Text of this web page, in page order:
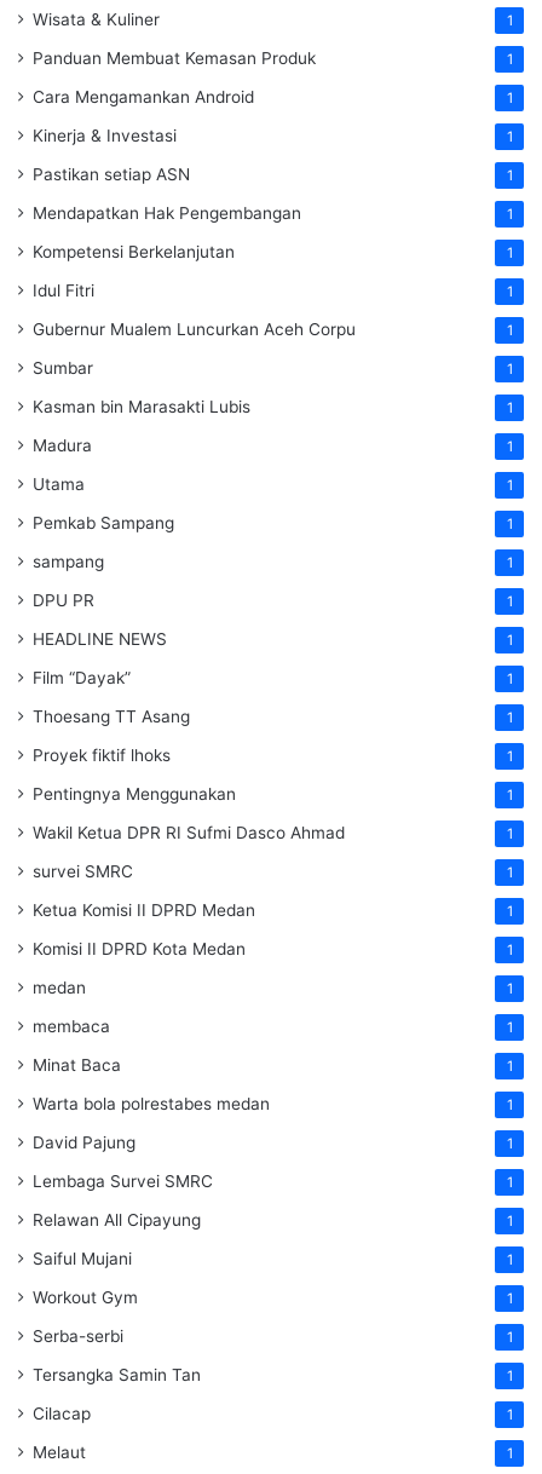
Wisata & Kuliner 1
Panduan Membuat Kemasan Produk 1
Cara Mengamankan Android 1
Kinerja & Investasi 1
Pastikan setiap ASN 1
Mendapatkan Hak Pengembangan 1
Kompetensi Berkelanjutan 1
Idul Fitri 1
Gubernur Mualem Luncurkan Aceh Corpu 1
Sumbar 1
Kasman bin Marasakti Lubis 1
Madura 1
Utama 1
Pemkab Sampang 1
sampang 1
DPU PR 1
HEADLINE NEWS 1
Film “Dayak” 1
Thoesang TT Asang 1
Proyek fiktif lhoks 1
Pentingnya Menggunakan 1
Wakil Ketua DPR RI Sufmi Dasco Ahmad 1
survei SMRC 1
Ketua Komisi II DPRD Medan 1
Komisi II DPRD Kota Medan 1
medan 1
membaca 1
Minat Baca 1
Warta bola polrestabes medan 1
David Pajung 1
Lembaga Survei SMRC 1
Relawan All Cipayung 1
Saiful Mujani 1
Workout Gym 1
Serba-serbi 1
Tersangka Samin Tan 1
Cilacap 1
Melaut 1